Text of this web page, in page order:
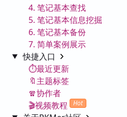
4. 笔记基本查找
5. 笔记基本信息挖掘
6. 笔记基本备份
7. 简单案例展示
快捷入口
⏱️最近更新
🔖主题标签
🧣协作者
🎬视频教程
Hot